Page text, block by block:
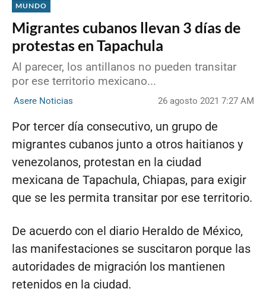
MUNDO
Migrantes cubanos llevan 3 días de
protestas en Tapachula
Al parecer, los antillanos no pueden transitar
por ese territorio mexicano...
Asere Noticias 26 agosto 2021 7:27 AM
Por tercer día consecutivo, un grupo de
migrantes cubanos junto a otros haitianos y
venezolanos, protestan en la ciudad
mexicana de Tapachula, Chiapas, para exigir
que se les permita transitar por ese territorio.
De acuerdo con el diario Heraldo de México,
las manifestaciones se suscitaron porque las
autoridades de migración los mantienen
retenidos en la ciudad.